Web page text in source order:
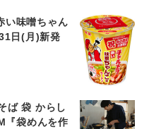
い味噌ちゃん
日(月)新発
ば 袋 からし
『袋めんを作